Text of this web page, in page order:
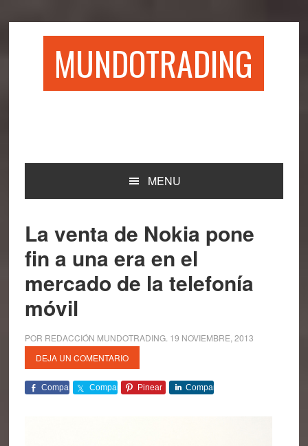
MUNDOTRADING
MENU
La venta de Nokia pone
fin a una era en el
mercado de la telefonía
móvil
POR REDACCIÓN MUNDOTRADING. 19 NOVIEMBRE, 2013
DEJA UN COMENTARIO
Comparte Comparte Pinear Comparte